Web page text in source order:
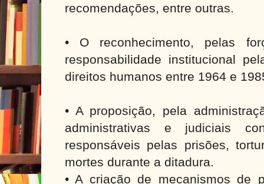
recomendações, entre outras.
• O reconhecimento, pelas
responsabilidade institucional
direitos humanos entre 1964 e
• A proposição, pela
administrativas e judiciais
responsáveis pelas prisões,
mortes durante a ditadura.
• A criação de mecanismos de